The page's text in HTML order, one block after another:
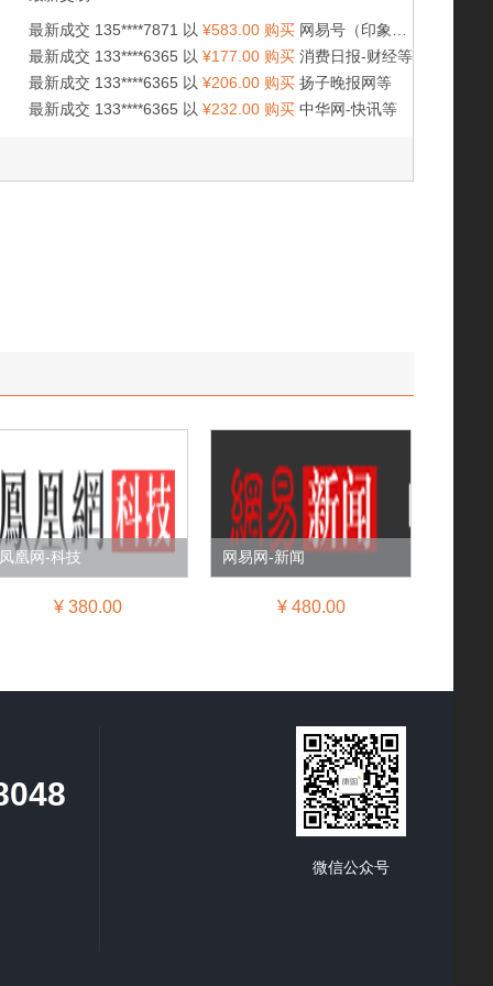
最新成交 135****7871 以 ¥583.00 购买 网易号（印象重庆）等
最新成交 133****6365 以 ¥177.00 购买 消费日报-财经等
最新成交 133****6365 以 ¥206.00 购买 扬子晚报网等
最新成交 133****6365 以 ¥232.00 购买 中华网-快讯等
凤凰网-科技
¥ 380.00
网易网-新闻
¥ 480.00
微信公众号